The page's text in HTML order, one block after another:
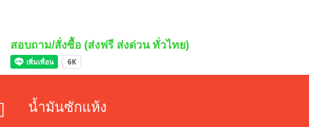
สอบถาม/สั่งซื้อ (ส่งฟรี ส่งด่วน ทั่วไทย)
น้ำมันซักแห้ง